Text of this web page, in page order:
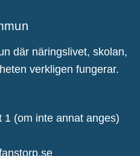
där näringslivet, skolan,
verkligen fungerar.
1 (om inte annat anges)